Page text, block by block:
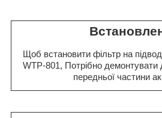
Щоб встановити фільтр на
WTP-801, Потрібно демонтувати
передньої частини